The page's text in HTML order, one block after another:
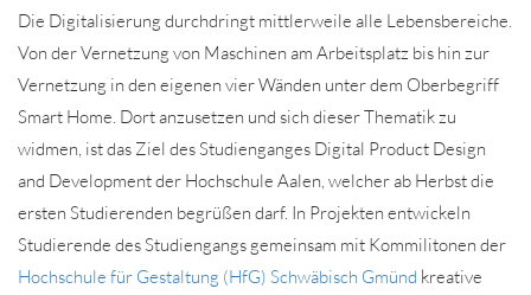
Die Digitalisierung durchdringt mittlerweile alle Lebensbereiche.
Von der Vernetzung von Maschinen am Arbeitsplatz bis hin zur
Vernetzung in den eigenen vier Wänden unter dem Oberbegriff
Smart Home. Dort anzusetzen und sich dieser Thematik zu
widmen, ist das Ziel des Studienganges Digital Product Design
and Development der Hochschule Aalen, welcher ab Herbst die
ersten Studierenden begrüßen darf. In Projekten entwickeln
Studierende des Studiengangs gemeinsam mit Kommilitonen der
Hochschule für Gestaltung (HfG) Schwäbisch Gmünd kreative